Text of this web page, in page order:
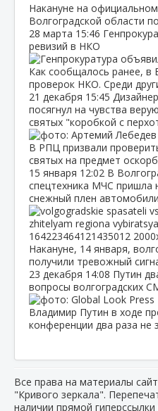
Накануне на
Волгоградской области
28 марта 15:46
ревизий в НКО
Как сообщалось ранее, в
проверок НКО. Среди
21 декабря 15:45
посягнул на чувства
святых "коробкой с
В РПЦ призвали
святых на предмет
15 января 12:02 В
спецтехника МЧС
снежный плен
Накануне, 14 января,
получили тревожный
23 декабря 14:08 Путин
вопросы волгоградских
Владимир Путин в ходе
конференции два раза не
Все права на материалы
"Кривого зеркала".
наличии прямой гиперссылки